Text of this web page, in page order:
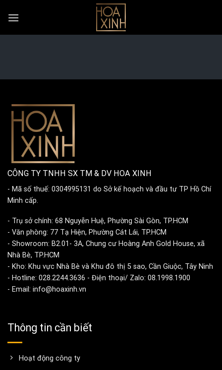
CÔNG TY TNHH SX TM & DV HOA XINH
- Mã số thuế: 0304995131 do Sở kế hoạch và đầu tư TP Hồ Chí
Minh cấp.
- Trụ sở chính: 68 Nguyễn Huệ, Phường Sài Gòn, TP.HCM
- Văn phòng: 77 Tạ Hiện, Phường Cát Lái, TP.HCM
- Showroom: B2.01- 3A, Chung cư Hoàng Anh Gold House, xã
Nhà Bè, TP.HCM
- Kho: Khu vực Nhà Bè và Khu đô thị 5 sao, Cần Giuộc, Tây Ninh
- Hotline: 028.2244.3636 - Điện thoại/ Zalo: 08.1998.1900
- Email: info@hoaxinh.vn
Thông tin cần biết
Hoạt động công ty